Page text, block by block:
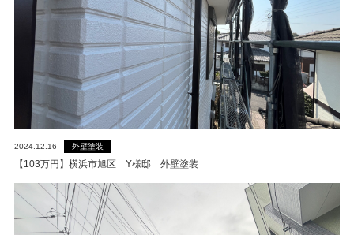
閉じる
2024.12.16 外壁塗装
【103万円】横浜市旭区 Y様邸 外壁塗装